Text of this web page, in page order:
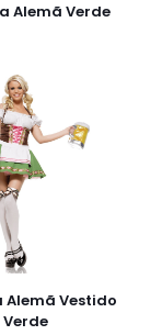
Alemã Verde
Alemã Vestido
Verde